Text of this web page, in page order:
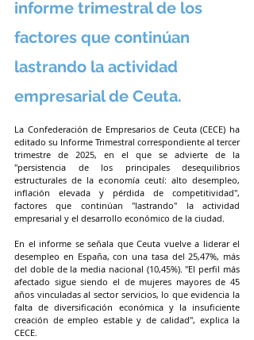
informe trimestral de los
factores que continúan
lastrando la actividad
empresarial de Ceuta.
La Confederación de Empresarios de Ceuta (CECE) ha
editado su Informe Trimestral correspondiente al tercer
trimestre de 2025, en el que se advierte de la
"persistencia de los principales desequilibrios
estructurales de la economía ceutí: alto desempleo,
inflación elevada y pérdida de competitividad",
factores que continúan "lastrando" la actividad
empresarial y el desarrollo económico de la ciudad.
En el informe se señala que Ceuta vuelve a liderar el
desempleo en España, con una tasa del 25,47%, más
del doble de la media nacional (10,45%). "El perfil más
afectado sigue siendo el de mujeres mayores de 45
años vinculadas al sector servicios, lo que evidencia la
falta de diversificación económica y la insuficiente
creación de empleo estable y de calidad", explica la
CECE.